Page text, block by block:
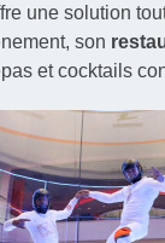
une solution
son
et cocktails